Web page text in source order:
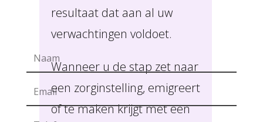
resultaat dat aan al uw
verwachtingen voldoet.
Wanneer u de stap zet naar
een zorginstelling, emigreert
of te maken krijgt met een